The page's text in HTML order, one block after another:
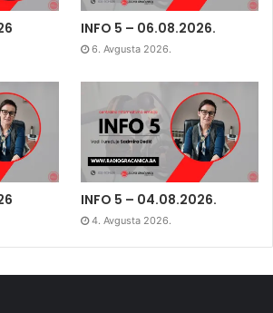
INFO 5 – 06.08.2026.
6. Avgusta 2026.
INFO 5 – 04.08.2026.
4. Avgusta 2026.